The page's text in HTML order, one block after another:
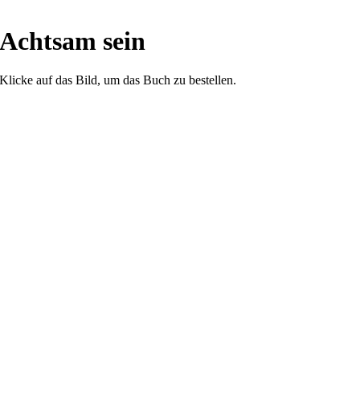
Achtsam sein
Klicke auf das Bild, um das Buch zu bestellen.